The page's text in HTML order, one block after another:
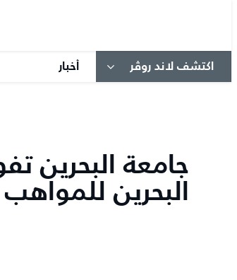
اكتشف لاند روڤر أخبار
جامعة البحرين
البحرين